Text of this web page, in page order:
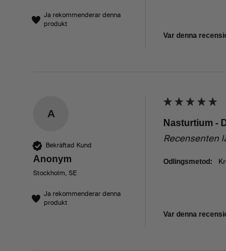
Ja rekommenderar denna
produkt
Var denna
A
Bekräftad Kund
Anonym
Stockholm, SE
Ja rekommenderar denna
produkt
Nasturtium -
Recensenten
Odlingsmetod:
Var denna